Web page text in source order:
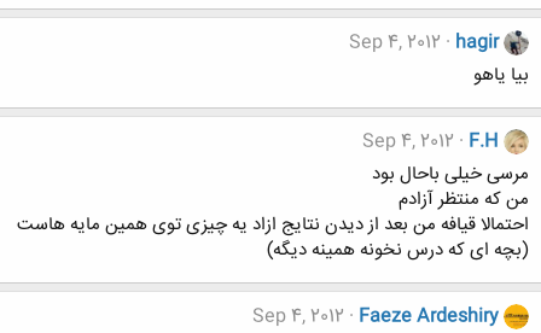
hagir
Sep 4, 2012
بیا یاهو
F.H
Sep 4, 2012
مرسی خیلی باحال بود
من که منتظر آزادم
احتمالا قیافه من بعد از دیدن نتایج ازاد یه چیزی توی همین مایه هاست
(بچه ای که درس نخونه همینه دیگه)
Faeze Ardeshiry
Sep 4, 2012